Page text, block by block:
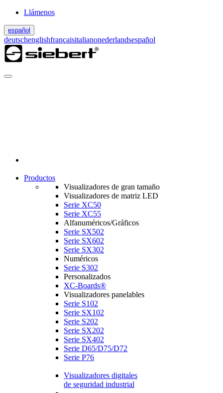
Llámenos
español
deutschenglishfrançaisitalianonederlandsespañol
Productos
Visualizadores de gran tamaño
Visualizadores de matriz LED
Serie XC50
Serie XC55
Alfanuméricos/Gráficos
Serie SX502
Serie SX602
Serie SX302
Numéricos
Serie S302
Personalizados
XC-Boards®
Visualizadores panelables
Serie S102
Serie SX102
Serie S202
Serie SX202
Serie SX402
Serie D65/D75/D72
Serie P76
Visualizadores digitales
de seguridad industrial